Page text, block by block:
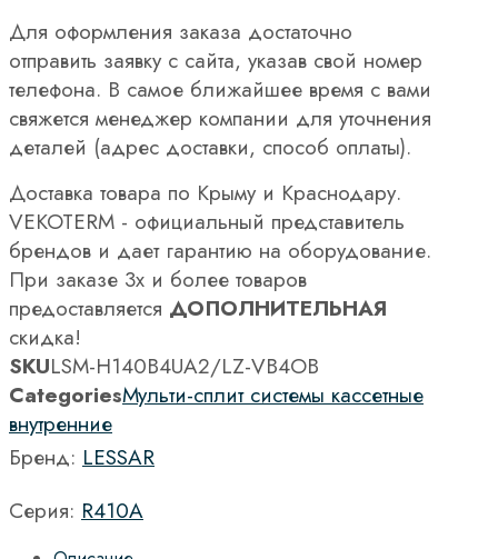
Для оформления заказа достаточно
отправить заявку с сайта, указав свой номер
телефона. В самое ближайшее время с вами
свяжется менеджер компании для уточнения
деталей (адрес доставки, способ оплаты).
Доставка товара по Крыму и Краснодару.
VEKOTERM - официальный представитель
брендов и дает гарантию на оборудование.
При заказе 3х и более товаров
предоставляется ДОПОЛНИТЕЛЬНАЯ
скидка!
SKULSM-H140B4UA2/LZ-VB4OB
CategoriesМульти-сплит системы кассетные
внутренние
Бренд: LESSAR
Серия: R410A